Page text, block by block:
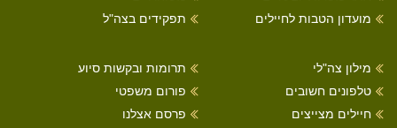
מועדון הטבות לחיילים
תפקידים בצה"ל
מילון צה"לי
טלפונים חשובים
חיילים מצייצים
תרומות ובקשות סיוע
פורום משפטי
פרסם אצלנו